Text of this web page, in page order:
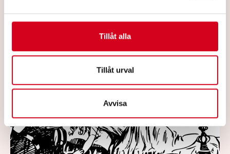
Tillåt alla
Tillåt urval
Avvisa